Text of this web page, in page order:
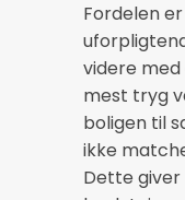
Fordelen
videre
mest tryg
boligen til
ikke
Dette